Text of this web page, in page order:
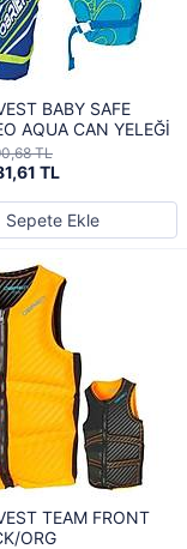
BABY SAFE
AQUA CAN YELEĞİ
TL
TL
Sepete Ekle
TEAM FRONT
ORG